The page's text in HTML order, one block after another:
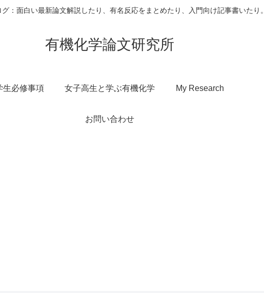
：面白い最新論文解説したり、有名反応をまとめたり、入門向け記事書いたり。
有機化学論文研究所
生必修事項 女子高生と学ぶ有機化学 My Research
お問い合わせ